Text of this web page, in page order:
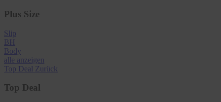
Plus Size
Slip
BH
Body
alle anzeigen
Top Deal Zurück
Top Deal